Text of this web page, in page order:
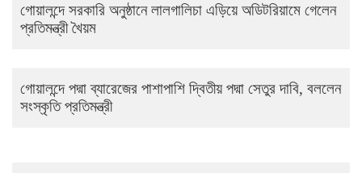
গোয়ালন্দে সরকারি অনুষ্ঠানে লালগালিচা এড়িয়ে অডিটরিয়ামে গেলেন
প্রতিমন্ত্রী খৈয়ম
গোয়ালন্দে পদ্মা ব্যারেজের পাশাপাশি দ্বিতীয় পদ্মা সেতুর দাবি, বললেন
সংস্কৃতি প্রতিমন্ত্রী